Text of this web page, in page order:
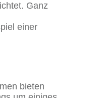
Ganz
einer
bieten